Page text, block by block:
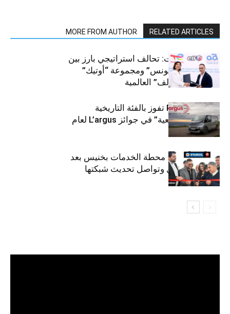
RELATED ARTICLES
MORE FROM AUTHOR
قطاع السيارات: تحالف استراتيجي بارز بين
“توتال إنرجيز تونس” ومجموعة “أوتيك”
لتوزيع زيوت “إلف” العالمية
كيا PV5 Cargo تفوز بالفئة التاريخية
“للمركبات النفعية” في جوائز L’argus لعام
2026
ستارأويل تفتتح محطة الخدمات بخنيس بعد
تجديدهابالكامل وتواصل تحديث شبكتها